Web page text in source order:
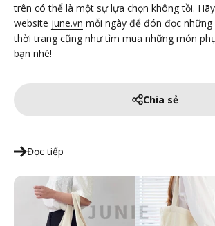
trên có thể là một sự lựa chọn không tồi.
website june.vn mỗi ngày để đón đọc những
thời trang cũng như tìm mua những món
bạn nhé!
Chia sẻ
Đọc tiếp